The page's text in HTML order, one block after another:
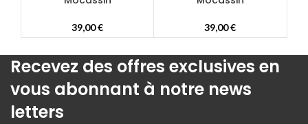
39,00€ 39,00€
Recevez des offres exclusives en
vous abonnant à notre news
letters